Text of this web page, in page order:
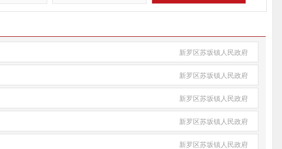
新罗区苏坂镇人民政府
新罗区苏坂镇人民政府
新罗区苏坂镇人民政府
新罗区苏坂镇人民政府
新罗区苏坂镇人民政府